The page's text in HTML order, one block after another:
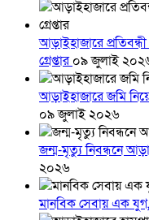
আড়াইহাজারে
গ্রেপ্তার০৯ জুলাই
আড়াইহাজারে জমি
০৯ জুলাই ২০২৬
জন্ম-মৃত্যু নিবন্ধনে
২০২৬
মানবিক সেবায় এক যুগ,